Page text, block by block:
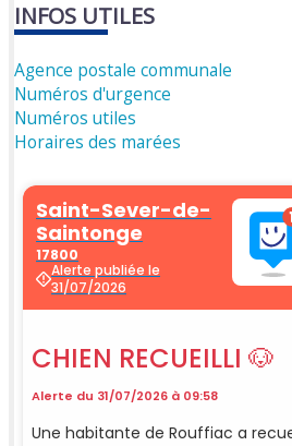
INFOS UTILES
Agence postale communale
Numéros d'urgence
Numéros utiles
Horaires des marées